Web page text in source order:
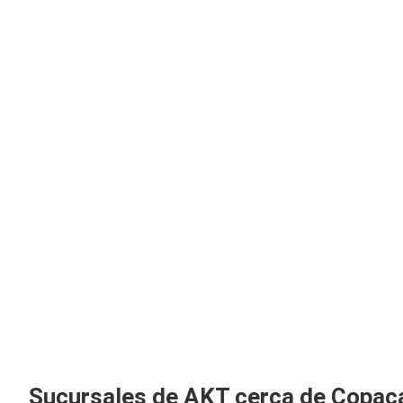
Sucursales de AKT cerca de